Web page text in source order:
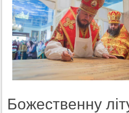
Божественну